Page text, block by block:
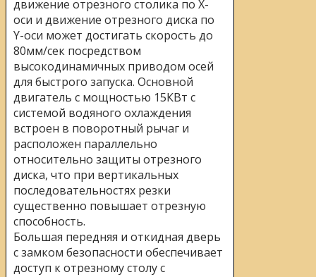
движение отрезного столика по X-
оси и движение отрезного диска по
Y-оси может достигать скорость до
80мм/сек посредством
высокодинамичных приводом осей
для быстрого запуска. Основной
двигатель с мощностью 15КВт с
системой водяного охлаждения
встроен в поворотный рычаг и
расположен параллельно
относительно защиты отрезного
диска, что при вертикальных
последовательностях резки
существенно повышает отрезную
способность.
Большая передняя и откидная дверь
с замком безопасности обеспечивает
доступ к отрезному столу с